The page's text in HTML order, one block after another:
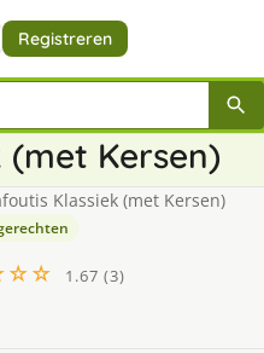
Registreren
(met Kersen)
Klassiek (met Kersen)
1.67 (3)